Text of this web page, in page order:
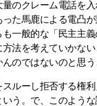
のクレーム電話を
た馬鹿による電凸
一般的な「民主主
法を考えていかな
のではないのと思
ルーし拒否する権
う。で、このよう